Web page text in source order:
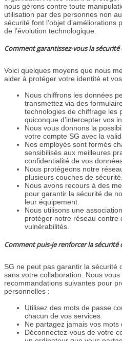
nous gérons contre toute
utilisation par des personnes non
sécurité font l’objet
de l’évolution technologique.
Comment garantissez-vous la
Voici quelques moyens que nous
aider à protéger votre identité et
Nous chiffrons les données
transmettez via des
technologies de chiffrage les
quiconque d’intercepter vos
Nous vous donnons la
votre compte SG avec la
Nos employés sont formés
sensibilisés aux meilleures
confidentialité de vos
Nous protégeons notre
plusieurs couches de sécurité.
Nous avons recours à des
pour garantir la sécurité de
leur équipement.
Nous utilisons une
protéger notre réseau contre
vulnérabilités.
Comment puis-je renforcer la sécurité
SG ne peut pas garantir la sécurité
sans votre collaboration. Nous
recommandations suivantes pour
personnelles :
Utilisez des mots de passe
chacun de vos services.
Ne partagez jamais vos mots
Déconnectez-vous de votre